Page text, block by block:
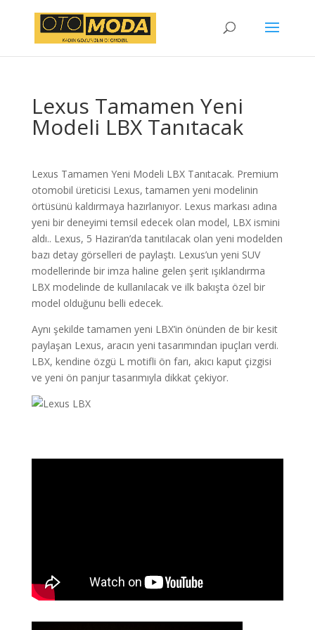
Lexus Tamamen Yeni
Modeli LBX Tanıtacak
Lexus Tamamen Yeni Modeli LBX Tanıtacak. Premium
otomobil üreticisi Lexus, tamamen yeni modelinin
örtüsünü kaldırmaya hazırlanıyor. Lexus markası adına
yeni bir deneyimi temsil edecek olan model, LBX ismini
aldı.. Lexus, 5 Haziran’da tanıtılacak olan yeni modelden
bazı detay görselleri de paylaştı. Lexus’un yeni SUV
modellerinde bir imza haline gelen şerit ışıklandırma
LBX modelinde de kullanılacak ve ilk bakışta özel bir
model olduğunu belli edecek.
Aynı şekilde tamamen yeni LBX’in önünden de bir kesit
paylaşan Lexus, aracın yeni tasarımından ipuçları verdi.
LBX, kendine özgü L motifli ön farı, akıcı kaput çizgisi
ve yeni ön panjur tasarımıyla dikkat çekiyor.